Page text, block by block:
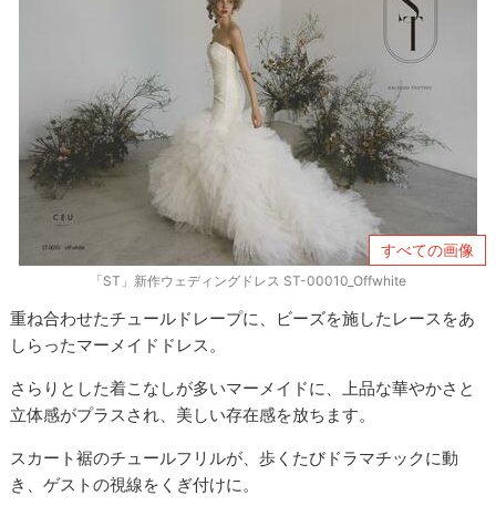
すべての画像
「ST」新作ウェディングドレス ST-00010_Offwhite
重ね合わせたチュールドレープに、ビーズを施したレースをあ
しらったマーメイドドレス。
さらりとした着こなしが多いマーメイドに、上品な華やかさと
立体感がプラスされ、美しい存在感を放ちます。
スカート裾のチュールフリルが、歩くたびドラマチックに動
き、ゲストの視線をくぎ付けに。